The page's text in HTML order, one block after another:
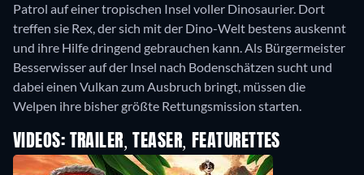
Patrol auf einer tropischen Insel voller Dinosaurier. Dort
treffen sie Rex, der sich mit der Dino-Welt bestens auskennt
und ihre Hilfe dringend gebrauchen kann. Als Bürgermeister
Besserwisser auf der Insel nach Bodenschätzen sucht und
dabei einen Vulkan zum Ausbruch bringt, müssen die
Welpen ihre bisher größte Rettungsmission starten.
VIDEOS: TRAILER, TEASER, FEATURETTES